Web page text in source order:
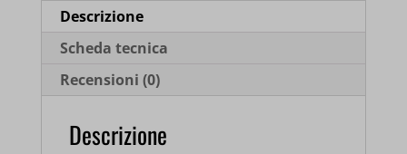
16GB
DDR7
90YV0M30-
M0NA00
quantità
Descrizione
Scheda tecnica
Recensioni (0)
Descrizione